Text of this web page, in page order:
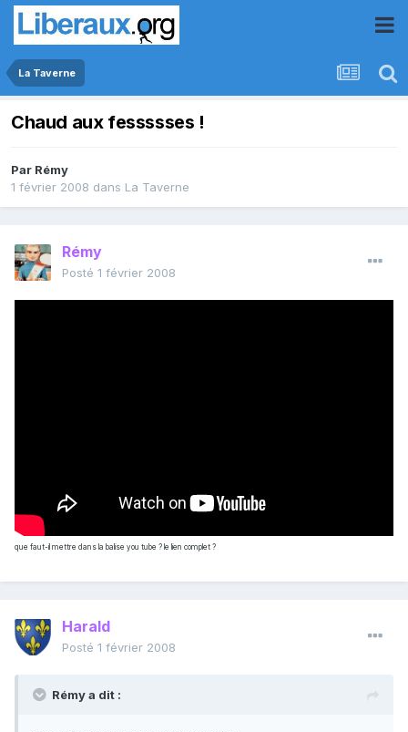
La Taverne
Chaud aux fessssses !
Par Rémy
1 février 2008 dans La Taverne
Rémy
Posté 1 février 2008
que faut-il mettre dans la balise you tube ? le lien complet ?
Harald
Posté 1 février 2008
Rémy a dit :